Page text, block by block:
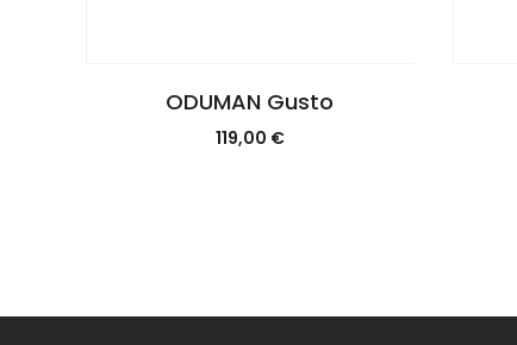
ODUMAN Gusto
119,00 €